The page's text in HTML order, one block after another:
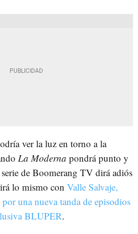
ver la luz en torno a la
La Moderna pondrá punto y
de Boomerang TV dirá adiós
lo mismo con Valle Salvaje,
una nueva tanda de episodios
BLUPER.